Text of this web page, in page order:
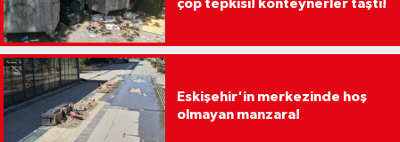
çöp tepkisi! konteynerler taştı!
Eskişehir'in merkezinde hoş
olmayan manzara!